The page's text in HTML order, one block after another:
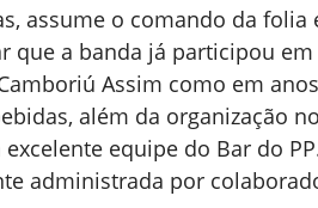
assume o comando da folia
que a banda já participou
Assim como em
além da organização
equipe do Bar do
administrada por